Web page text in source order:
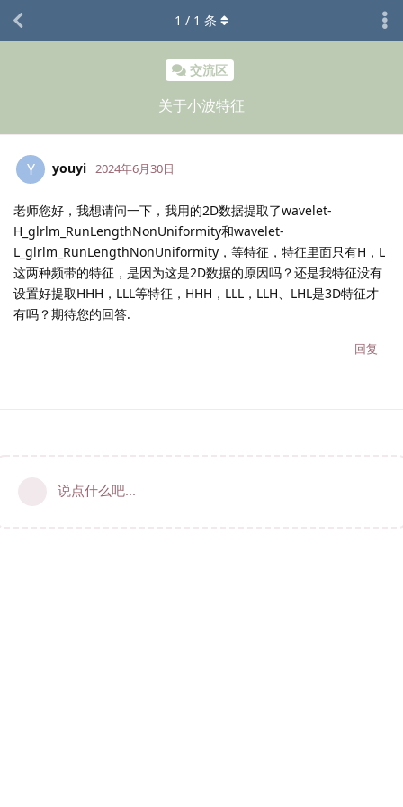
交流区
关于小波特征
1 / 1 条
Y youyi 2024年6月30日
老师您好，我想请问一下，我用的2D数据提取了wavelet-
H_glrlm_RunLengthNonUniformity和wavelet-
L_glrlm_RunLengthNonUniformity，等特征，特征里面只有H，L
这两种频带的特征，是因为这是2D数据的原因吗？还是我特征没有
设置好提取HHH，LLL等特征，HHH，LLL，LLH、LHL是3D特征才
有吗？期待您的回答.
回复
说点什么吧...